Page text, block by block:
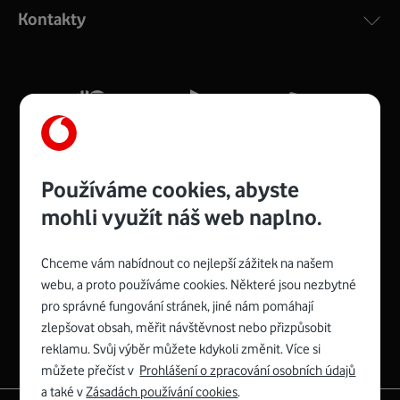
Obsah balení: modem, ethernetový kabel,
Spojte se s Vodafonem
Kontakty
Používáme cookies, abyste
mohli využít náš web naplno.
Chceme vám nabídnout co nejlepší zážitek na našem
webu, a proto používáme cookies. Některé jsou nezbytné
pro správné fungování stránek, jiné nám pomáhají
zlepšovat obsah, měřit návštěvnost nebo přizpůsobit
reklamu. Svůj výběr můžete kdykoli změnit. Více si
můžete přečíst v Prohlášení o zpracování osobních údajů
a také vZásadách používání cookies.